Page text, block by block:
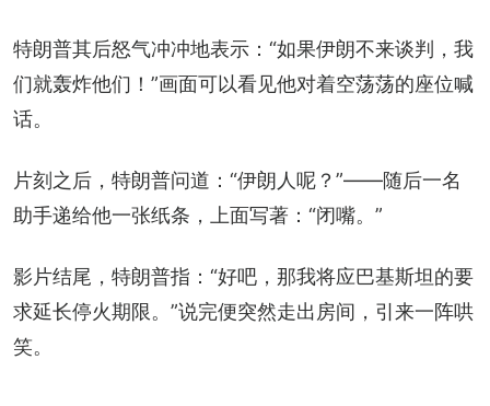
特朗普其后怒气冲冲地表示：“如果伊朗不来谈判，我
们就轰炸他们！”画面可以看见他对着空荡荡的座位喊
话。
片刻之后，特朗普问道：“伊朗人呢？”——随后一名
助手递给他一张纸条，上面写著：“闭嘴。”
影片结尾，特朗普指：“好吧，那我将应巴基斯坦的要
求延长停火期限。”说完便突然走出房间，引来一阵哄
笑。